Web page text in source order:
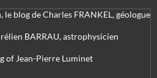
le blog de Charles FRANKEL, géologue
BARRAU, astrophysicien
of Jean-Pierre Luminet